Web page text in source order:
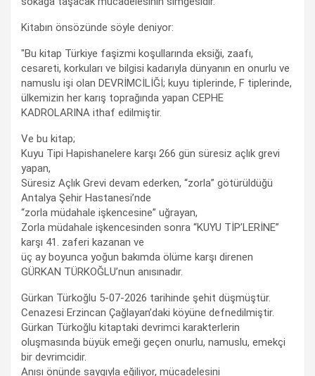
Kitabın önsözünde söyle deniyor:
"Bu kitap Türkiye faşizmi koşullarında eksiği, zaafı,
cesareti, korkuları ve bilgisi kadarıyla dünyanın en onurlu ve
namuslu işi olan DEVRİMCİLİĞİ; kuyu tiplerinde, F tiplerinde,
ülkemizin her karış toprağında yapan CEPHE
KADROLARINA ithaf edilmiştir.
Ve bu kitap;
Kuyu Tipi Hapishanelere karşı 266 gün süresiz açlık grevi
yapan,
Süresiz Açlık Grevi devam ederken, “zorla” götürüldüğü
Antalya Şehir Hastanesi’nde
“zorla müdahale işkencesine” uğrayan,
Zorla müdahale işkencesinden sonra “KUYU TİP’LERİNE”
karşı 41. zaferi kazanan ve
üç ay boyunca yoğun bakımda ölüme karşı direnen
GÜRKAN TÜRKOĞLU’nun anısınadır.
Gürkan Türkoğlu 5-07-2026 tarihinde şehit düşmüştür.
Cenazesi Erzincan Çağlayan’daki köyüne defnedilmiştir.
Gürkan Türkoğlu kitaptaki devrimci karakterlerin
oluşmasında büyük emeği geçen onurlu, namuslu, emekçi
bir devrimcidir.
Anısı önünde saygıyla eğiliyor, mücadelesini